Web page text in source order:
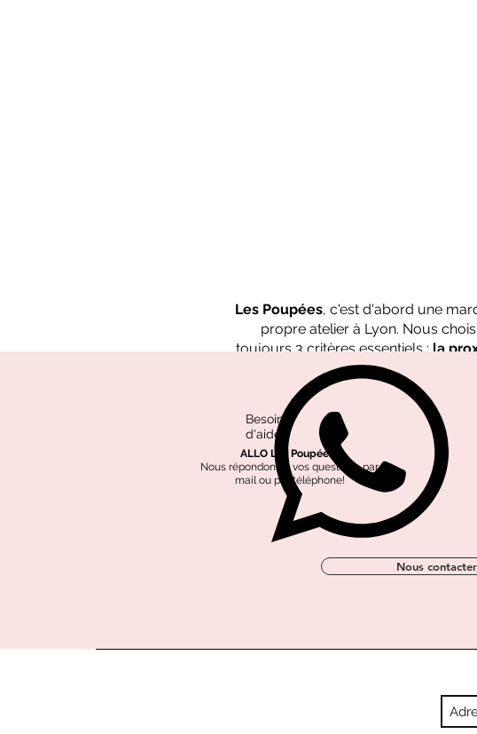
Les Poupées, c'est d'abord une
propre atelier à Lyon. Nous
toujours 3 critères essentiels :la
Tissus
Besoin
d'aide?
ALLO Les Poupées?
Nous répondons à vos questions par
mail ou par téléphone!
Nous contacter